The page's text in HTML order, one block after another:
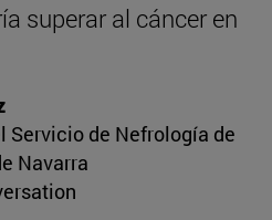
superar al cáncer en
de Nefrología de
Navarra